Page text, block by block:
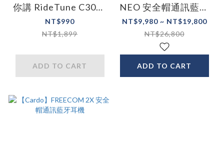
你講 RideTune C300 -
安全帽藍牙耳機
NT$990
NT$1,899
ADD TO CART
NEO 安全帽通訊藍牙
耳機
NT$9,980 ~ NT$19,800
NT$26,800
ADD TO CART